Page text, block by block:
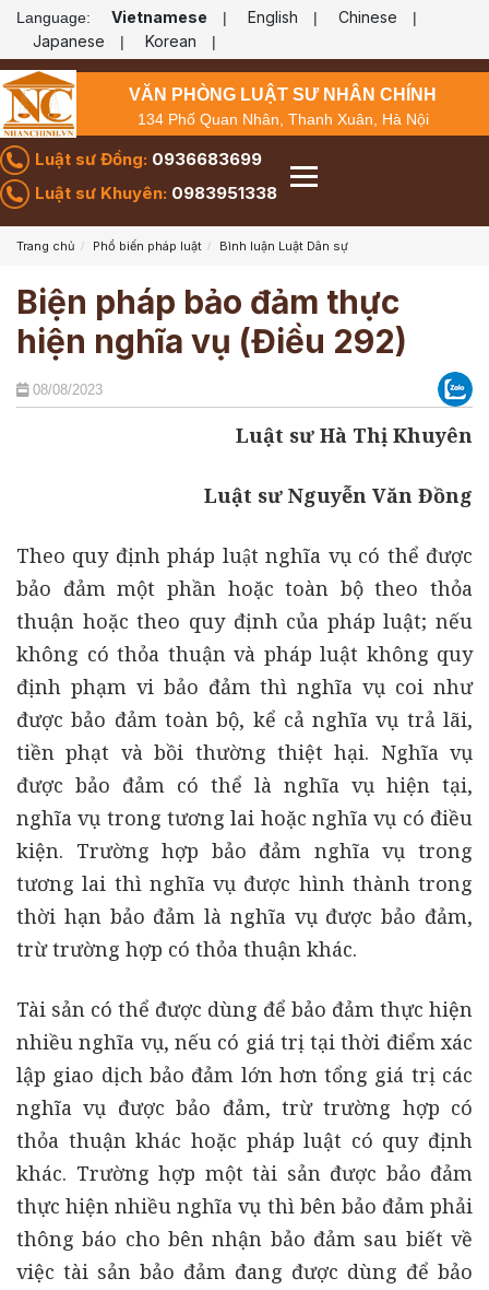
Language: Vietnamese | English | Chinese |
Japanese | Korean |
VĂN PHÒNG LUẬT SƯ NHÂN CHÍNH
134 Phố Quan Nhân, Thanh Xuân, Hà Nội
Luật sư Đồng: 0936683699
Luật sư Khuyên: 0983951338
Trang chủ Phổ biến pháp luật Bình luận Luật Dân sự
Biện pháp bảo đảm thực
hiện nghĩa vụ (Điều 292)
08/08/2023
Luật sư Hà Thị Khuyên
Luật sư Nguyễn Văn Đồng
Theo quy định pháp luật nghĩa vụ có thể được
bảo đảm một phần hoặc toàn bộ theo thỏa
thuận hoặc theo quy định của pháp luật; nếu
không có thỏa thuận và pháp luật không quy
định phạm vi bảo đảm thì nghĩa vụ coi như
được bảo đảm toàn bộ, kể cả nghĩa vụ trả lãi,
tiền phạt và bồi thường thiệt hại. Nghĩa vụ
được bảo đảm có thể là nghĩa vụ hiện tại,
nghĩa vụ trong tương lai hoặc nghĩa vụ có điều
kiện. Trường hợp bảo đảm nghĩa vụ trong
tương lai thì nghĩa vụ được hình thành trong
thời hạn bảo đảm là nghĩa vụ được bảo đảm,
trừ trường hợp có thỏa thuận khác.
Tài sản có thể được dùng để bảo đảm thực hiện
nhiều nghĩa vụ, nếu có giá trị tại thời điểm xác
lập giao dịch bảo đảm lớn hơn tổng giá trị các
nghĩa vụ được bảo đảm, trừ trường hợp có
thỏa thuận khác hoặc pháp luật có quy định
khác. Trường hợp một tài sản được bảo đảm
thực hiện nhiều nghĩa vụ thì bên bảo đảm phải
thông báo cho bên nhận bảo đảm sau biết về
việc tài sản bảo đảm đang được dùng để bảo